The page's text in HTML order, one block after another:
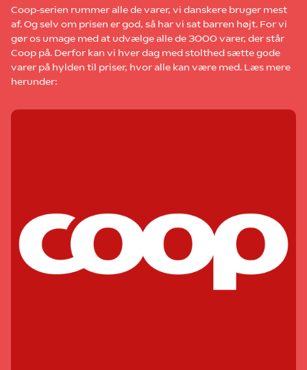
Coop-serien rummer alle de varer, vi danskere bruger mest
af. Og selv om prisen er god, så har vi sat barren højt. For vi
gør os umage med at udvælge alle de 3000 varer, der står
Coop på. Derfor kan vi hver dag med stolthed sætte gode
varer på hylden til priser, hvor alle kan være med. Læs mere
herunder: